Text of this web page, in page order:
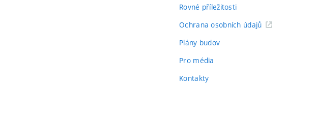
Rovné příležitosti
Ochrana osobních údajů
Plány budov
Pro média
Kontakty